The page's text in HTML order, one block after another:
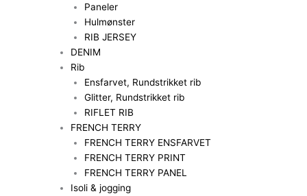
Paneler
Hulmønster
RIB JERSEY
DENIM
Rib
Ensfarvet, Rundstrikket rib
Glitter, Rundstrikket rib
RIFLET RIB
FRENCH TERRY
FRENCH TERRY ENSFARVET
FRENCH TERRY PRINT
FRENCH TERRY PANEL
Isoli & jogging